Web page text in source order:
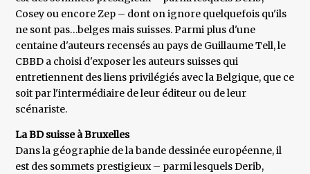
Cosey ou encore Zep – dont on ignore quelquefois qu'ils
ne sont pas…belges mais suisses. Parmi plus d'une
centaine d'auteurs recensés au pays de Guillaume Tell, le
CBBD a choisi d'exposer les auteurs suisses qui
entretiennent des liens privilégiés avec la Belgique, que ce
soit par l'intermédiaire de leur éditeur ou de leur
scénariste.
La BD suisse à Bruxelles
Dans la géographie de la bande dessinée européenne, il
est des sommets prestigieux – parmi lesquels Derib,